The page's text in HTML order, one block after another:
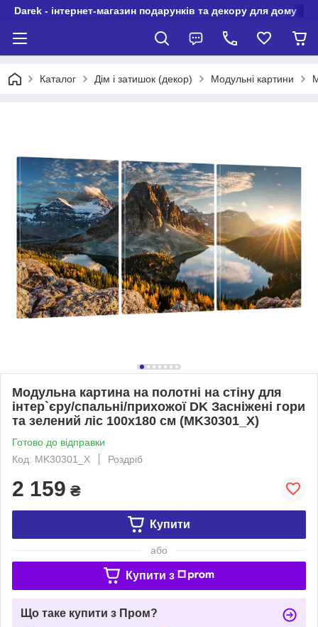
Darek - інтернет-магазин подарунків та декору для дому
Каталог Дім і затишок (декор) Модульні картини
Модульна картина на полотні на стіну для
інтер`єру/спальні/прихожої DK Засніжені гори
та зелений ліс 100x180 см (MK30301_X)
Готово до відправки
Код: MK30301_X
Роздріб
2 159 ₴
Купити
або
Купити з
Що таке купити з Пром?